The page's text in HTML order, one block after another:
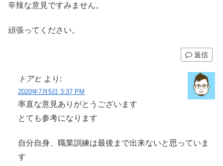
辛辣な意見ですみません。
頑張ってください。
返信
トアヒ より:
2020年7月5日 3:37 PM
率直な意見ありがとうございます
とても参考になります
自分自身、職業訓練は最後まで出来ないと思っていま
す